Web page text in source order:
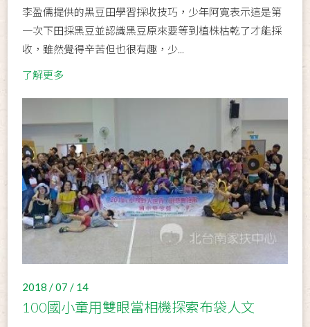
李盈儒提供的黑豆田學習採收技巧，少年阿寛表示這是第
一次下田採黑豆並認識黑豆原來要等到植株枯乾了才能採
收，雖然覺得辛苦但也很有趣，少...
了解更多
2018 / 07 / 14
100國小童用雙眼當相機探索布袋人文